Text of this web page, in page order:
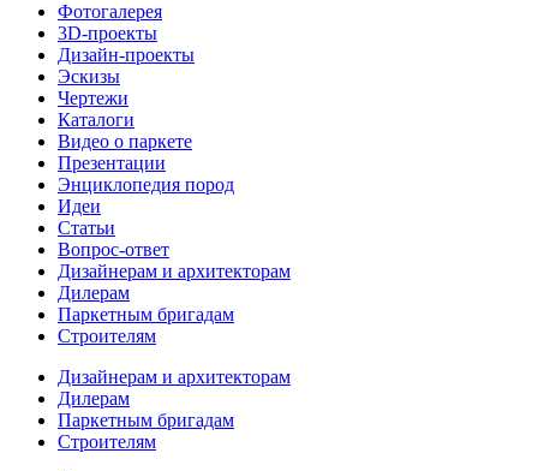
Фотогалерея
3D-проекты
Дизайн-проекты
Эскизы
Чертежи
Каталоги
Видео о паркете
Презентации
Энциклопедия пород
Идеи
Статьи
Вопрос-ответ
Дизайнерам и архитекторам
Дилерам
Паркетным бригадам
Строителям
Дизайнерам и архитекторам
Дилерам
Паркетным бригадам
Строителям